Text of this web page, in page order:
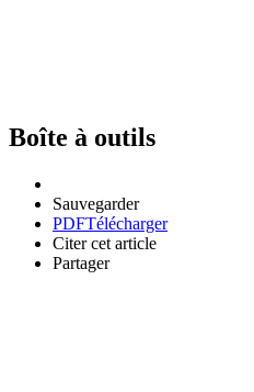
Boîte à outils
Sauvegarder
PDFTélécharger
Citer cet article
Partager